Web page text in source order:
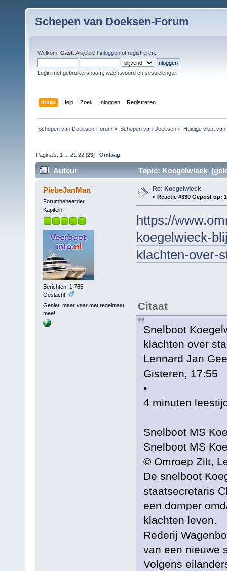
Schepen van Doeksen-Forum
Welkom, Gast . Alsjeblieft inloggen of registreren
Login met gebruikersnaam, wachtwoord en sessielengte
Index Help Zoek Inloggen Registreren
Schepen van Doeksen-Forum » Schepen van Doeksen» Huidige vloot
Pagina's: 1 ...21 22 [23]Omlaag
Auteur Topic: Koegelwieck
PiebeJanMan
Forumbeheerder
Kapitein
Berichten: 1.765
Geslacht:
Geniet, maar vaar met regelmaat
mee!
Re: Koegelwieck
« Reactie #330 Gepost op:
https://
koegelwieck-
klachten-over-
Citaat
Snelboot
klachten over
Lennard Jan
Gisteren, 17:55
•
4 minuten
Snelboot MS
Snelboot MS
© Omroep Zilt,
De snelboot
staatsecretaris
een domper
klachten leven.
Rederij
van een nieuwe
Volgens